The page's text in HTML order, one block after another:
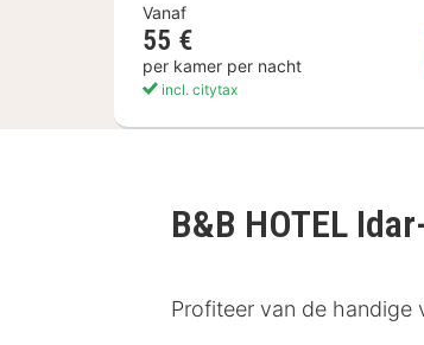
Vanaf
55 €
per kamer per nacht
incl. citytax
B&B HOTEL
Profiteer van de handige